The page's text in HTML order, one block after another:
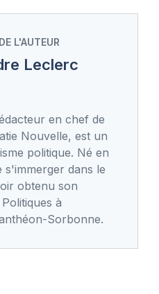
L'AUTEUR
Leclerc
en chef de
Nouvelle, est un
politique. Né en
s'immerger dans le
obtenu son
à
Sorbonne.